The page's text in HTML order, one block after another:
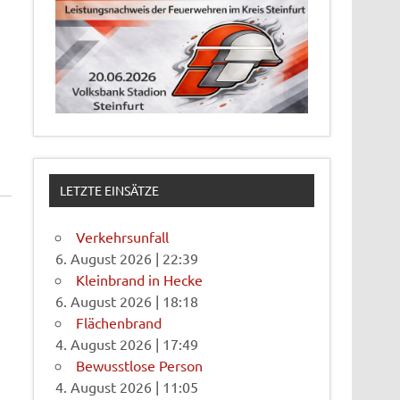
LETZTE EINSÄTZE
Verkehrsunfall
6. August 2026 | 22:39
Kleinbrand in Hecke
6. August 2026 | 18:18
Flächenbrand
4. August 2026 | 17:49
Bewusstlose Person
4. August 2026 | 11:05